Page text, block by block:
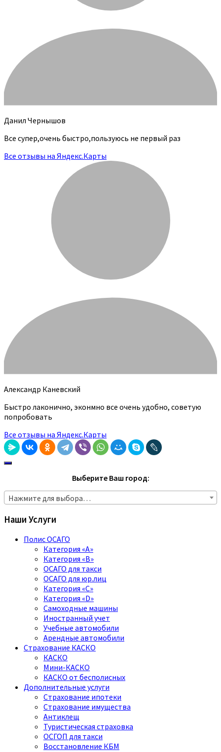
Данил Чернышов
Все супер,очень быстро,пользуюсь не первый раз
Все отзывы на Яндекс.Карты
Александр Каневский
Быстро лаконично, эконмно все очень удобно, советую
попробовать
Все отзывы на Яндекс.Карты
Выберите Ваш город:
Нажмите для выбора…
Наши Услуги
Полис ОСАГО
Категория «A»
Категория «B»
ОСАГО для такси
ОСАГО для юр.лиц
Категория «C»
Категория «D»
Самоходные машины
Иностранный учет
Учебные автомобили
Арендные автомобили
Страхование КАСКО
КАСКО
Мини-КАСКО
КАСКО от бесполисных
Дополнительные услуги
Страхование ипотеки
Страхование имущества
Антиклещ
Туристическая страховка
ОСГОП для такси
Восстановление КБМ